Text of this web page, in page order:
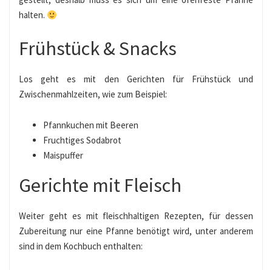
halten.
Frühstück & Snacks
Los geht es mit den Gerichten für Frühstück und
Zwischenmahlzeiten, wie zum Beispiel:
Pfannkuchen mit Beeren
Fruchtiges Sodabrot
Maispuffer
Gerichte mit Fleisch
Weiter geht es mit fleischhaltigen Rezepten, für dessen
Zubereitung nur eine Pfanne benötigt wird, unter anderem
sind in dem Kochbuch enthalten: